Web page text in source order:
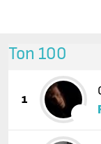
Топ 100
1